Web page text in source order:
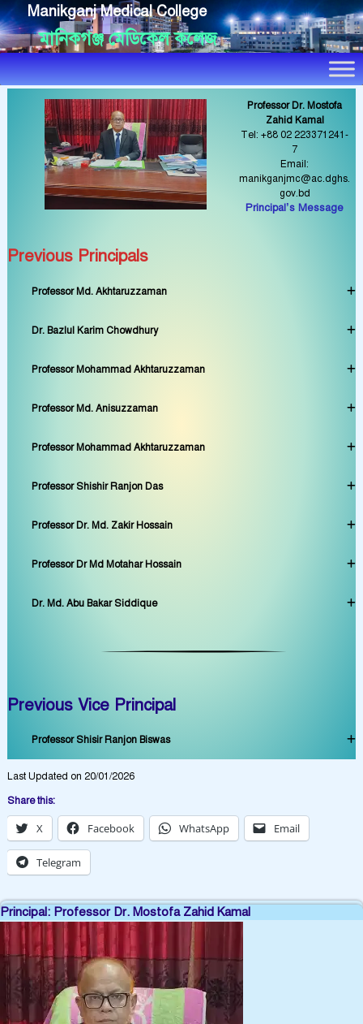
Manikganj Medical College
মানিকগঞ্জ মেডিকেল কলেজ
Professor Dr. Mostofa
Zahid Kamal
Tel: +88 02 223371241-
7
Email:
manikganjmc@ac.dghs.
gov.bd
Principal’s Message
Previous Principals
Professor Md. Akhtaruzzaman
Dr. Bazlul Karim Chowdhury
Professor Mohammad Akhtaruzzaman
Professor Md. Anisuzzaman
Professor Mohammad Akhtaruzzaman
Professor Shishir Ranjon Das
Professor Dr. Md. Zakir Hossain
Professor Dr Md Motahar Hossain
Dr. Md. Abu Bakar Siddique
Previous Vice Principal
Professor Shisir Ranjon Biswas
Last Updated on 20/01/2026
Share this:
X Facebook WhatsApp Email
Telegram
Principal: Professor Dr. Mostofa Zahid Kamal